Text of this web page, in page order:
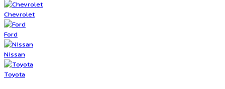
Chevrolet
Ford
Nissan
Toyota